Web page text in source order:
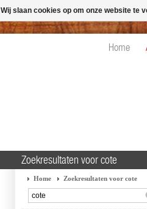
Home
Zoekresultaten voor cote
Home Zoekresultaten voor cote
Wij slaan cookies op om onze website te